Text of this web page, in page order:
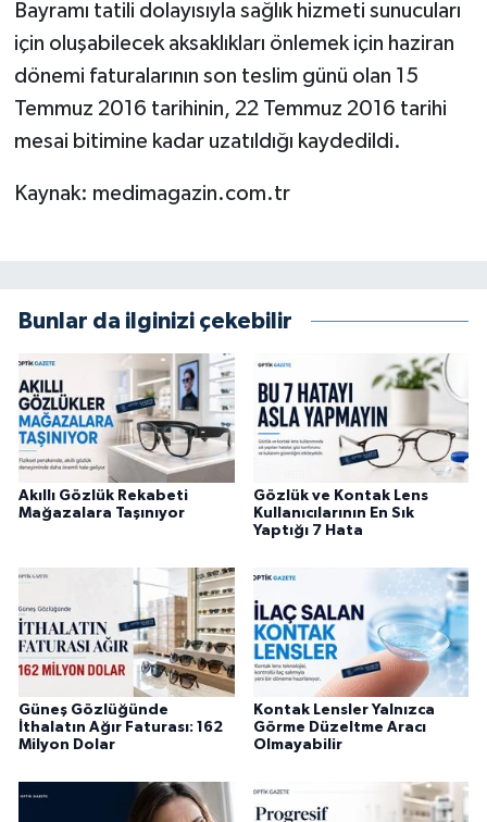
Bayramı tatili dolayısıyla sağlık hizmeti sunucuları
için oluşabilecek aksaklıkları önlemek için haziran
dönemi faturalarının son teslim günü olan 15
Temmuz 2016 tarihinin, 22 Temmuz 2016 tarihi
mesai bitimine kadar uzatıldığı kaydedildi.
Kaynak: medimagazin.com.tr
Bunlar da ilginizi çekebilir
Akıllı Gözlük Rekabeti
Mağazalara Taşınıyor
Gözlük ve Kontak Lens
Kullanıcılarının En Sık
Yaptığı 7 Hata
Güneş Gözlüğünde
İthalatın Ağır Faturası: 162
Milyon Dolar
Kontak Lensler Yalnızca
Görme Düzeltme Aracı
Olmayabilir